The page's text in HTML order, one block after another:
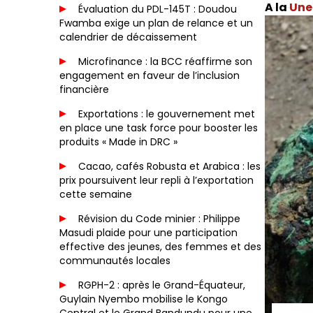
Évaluation du PDL-145T : Doudou
Fwamba exige un plan de relance et un
calendrier de décaissement
Microfinance : la BCC réaffirme son
engagement en faveur de l’inclusion
financière
Exportations : le gouvernement met
en place une task force pour booster les
produits « Made in DRC »
Cacao, cafés Robusta et Arabica : les
prix poursuivent leur repli à l’exportation
cette semaine
Révision du Code minier : Philippe
Masudi plaide pour une participation
effective des jeunes, des femmes et des
communautés locales
RGPH-2 : après le Grand-Équateur,
Guylain Nyembo mobilise le Kongo